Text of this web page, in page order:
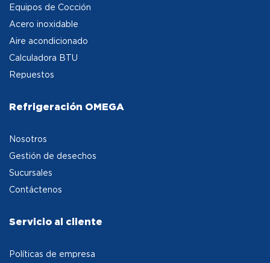
Equipos de Cocción
Acero inoxidable
Aire acondicionado
Calculadora BTU
Repuestos
Refrigeración OMEGA
Nosotros
Gestión de desechos
Sucursales
Contáctenos
Servicio al cliente
Políticas de empresa